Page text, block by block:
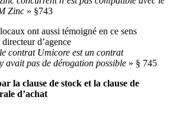
Zinc » §743
ont aussi témoigné en ce sens
d’agence
contrat Umicore est un contrat
avait pas de dérogation possible » § 745
la clause de stock et la clause de
d’achat